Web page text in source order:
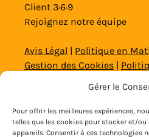
Gérer le
Pour offrir les meilleures expériences,
telles que les cookies pour stocker et/
appareils. Consentir à ces technologies
Client 3·6·9
Rejoignez notre équipe
Avis Légal | Politique en
Gestion des Cookies |
Conditions
© 2020 – 2026 Copyright